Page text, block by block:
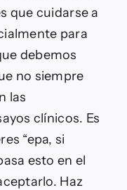
que cuidarse a
para
debemos
no siempre
las
clínicos. Es
“epa, si
esto en el
Haz